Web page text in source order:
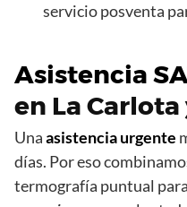
servicio posventa
Asistencia
en La Carlota
Unaasistencia urgente
días. Por eso
termografía puntual